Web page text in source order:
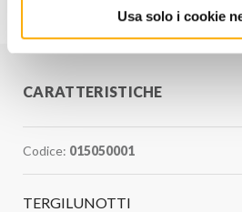
Usa solo i cookie
CARATTERISTICHE
Codice: 015050001
TERGILUNOTTI